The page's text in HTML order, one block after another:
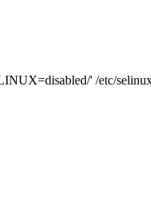
' /etc/